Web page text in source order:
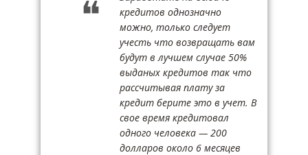
кредитов однозначно
можно, только следует
учесть что возвращать вам
будут в лучшем случае 50%
выданых кредитов так что
рассчитывая плату за
кредит берите это в учет. В
свое время кредитовал
одного человека — 200
долларов около 6 месяцев